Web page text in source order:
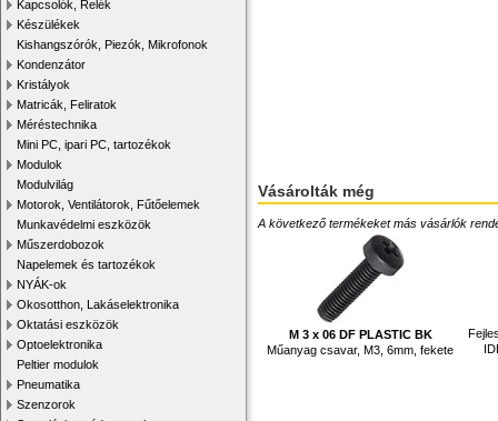
Kapcsolók, Relék
Készülékek
Kishangszórók, Piezók, Mikrofonok
Kondenzátor
Kristályok
Matricák, Feliratok
Méréstechnika
Mini PC, ipari PC, tartozékok
Modulok
Modulvilág
Motorok, Ventilátorok, Fűtőelemek
Munkavédelmi eszközök
Műszerdobozok
Napelemek és tartozékok
NYÁK-ok
Okosotthon, Lakáselektronika
Oktatási eszközök
Optoelektronika
Peltier modulok
Pneumatika
Szenzorok
Vásárolták még
A következő termékeket más vásárlók
M 3 x 06 DF PLASTIC BK
Műanyag csavar, M3, 6mm, fekete